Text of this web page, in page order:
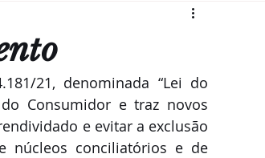
21, denominada “Lei do
Consumidor e traz novos
e evitar a exclusão
núcleos conciliatórios e de